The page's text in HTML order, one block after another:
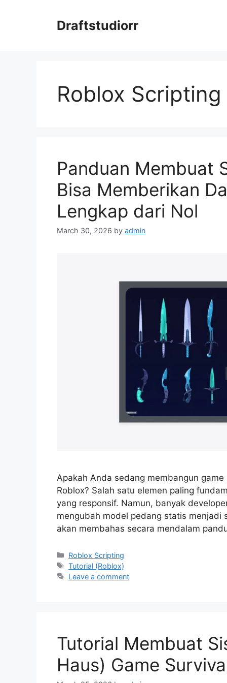
Draftstudiorr
Roblox Scripting
Panduan Membuat
Bisa Memberikan
Lengkap dari Nol
March 30, 2026 by admin
Apakah Anda sedang membangun
Roblox? Salah satu elemen paling
yang responsif. Namun, banyak
mengubah model pedang statis menjadi
akan membahas secara mendalam
Categories
Roblox Scripting
Tags
Tutorial (Roblox)
Leave a comment
Tutorial Membuat
Haus) Game